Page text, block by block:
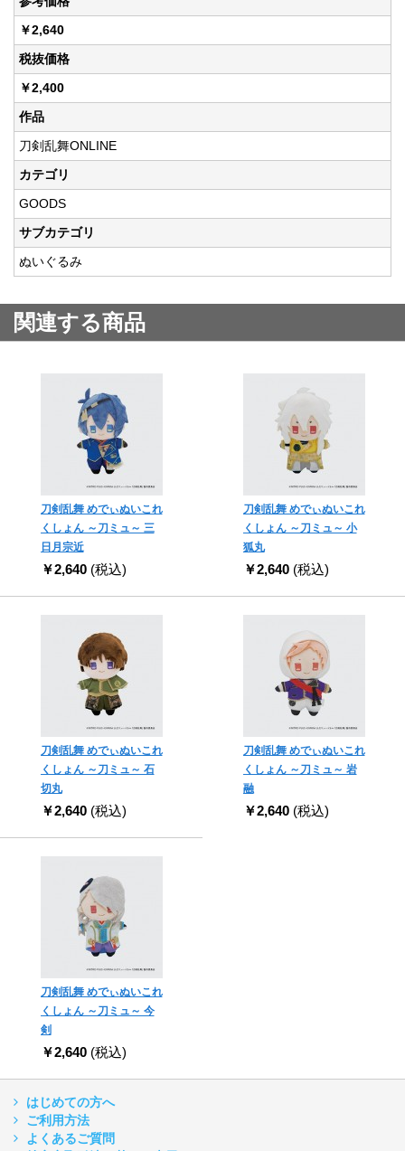
￥2,640
税抜価格
￥2,400
作品
刀剣乱舞ONLINE
カテゴリ
GOODS
サブカテゴリ
ぬいぐるみ
関連する商品
刀剣乱舞 めでぃぬいこれ
くしょん ～刀ミュ～ 三
日月宗近
￥2,640 (税込)
刀剣乱舞 めでぃぬいこれ
くしょん ～刀ミュ～ 小
狐丸
￥2,640 (税込)
刀剣乱舞 めでぃぬいこれ
くしょん ～刀ミュ～ 石
切丸
￥2,640 (税込)
刀剣乱舞 めでぃぬいこれ
くしょん ～刀ミュ～ 岩
融
￥2,640 (税込)
刀剣乱舞 めでぃぬいこれ
くしょん ～刀ミュ～ 今
剣
￥2,640 (税込)
はじめての方へ
ご利用方法
よくあるご質問